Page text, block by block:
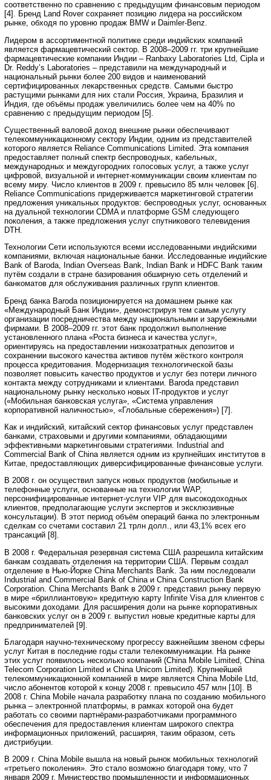
соответственно по сравнению с предыдущим финансовым периодом
[4]. Бренд Land Rover сохраняет позицию лидера на российском
рынке, обходя по уровню продаж BMW и Daimler-Benz.
Лидером в ассортиментной политике среди индийских компаний
является фармацевтический сектор. В 2008–2009 гг. три крупнейшие
фармацевтические компании Индии – Ranbaxy Laboratories Ltd, Cipla и
Dr. Reddy’s Laboratories – представили на международный и
национальный рынки более 200 видов и наименований
сертифицированных лекарственных средств. Самыми быстро
растущими рынками для них стали Россия, Украина, Бразилия и
Индия, где объёмы продаж увеличились более чем на 40% по
сравнению с предыдущим периодом [5].
Существенный валовой доход внешние рынки обеспечивают
телекоммуникационному сектору Индии, одним из представителей
которого является Reliance Communications Limited. Эта компания
предоставляет полный спектр беспроводных, кабельных,
международных и междугородних голосовых услуг, а также услуг
цифровой, визуальной и интернет-коммуникации своим клиентам по
всему миру. Число клиентов в 2009 г. превысило 85 млн человек [6].
Reliance Communications придерживается маркетинговой стратегии
предложения уникальных продуктов: беспроводных услуг, основанных
на дуальной технологии CDMA и платформе GSM следующего
поколения, а также предложения услуг спутникового телевидения
DTH.
Технологии Сети используются всеми исследованными индийскими
компаниями, включая национальные банки. Исследованные индийские
Bank of Baroda, Indian Overseas Bank, Indian Bank и HDFC Bank таким
путём создали в стране базирования обширную сеть отделений и
банкоматов для обслуживания различных групп клиентов.
Бренд банка Baroda позиционируется на домашнем рынке как
«Международный Банк Индии», демонстрируя тем самым услугу
организации посредничества между национальными и зарубежными
фирмами. В 2008–2009 гг. этот банк продолжил выполнение
установленного плана «Роста бизнеса и качества услуг»,
ориентируясь на предоставлении низкозатратных депозитов и
сохранении высокого качества активов путём жёсткого контроля
процесса кредитования. Модернизация технологической базы
позволяет повысить качество продуктов и услуг без потери личного
контакта между сотрудниками и клиентами. Baroda представил
национальному рынку несколько новых IT-продуктов и услуг
(«Мобильная банковская услуга», «Система управления
корпоративной наличностью», «Глобальные сбережения») [7].
Как и индийский, китайский сектор финансовых услуг представлен
банками, страховыми и другими компаниями, обладающими
эффективными маркетинговыми стратегиями. Industrial and
Commercial Bank of China является одним из крупнейших институтов в
Китае, предоставляющих диверсифицированные финансовые услуги.
В 2008 г. он осуществил запуск новых продуктов (мобильные и
телефонные услуги, основанные на технологии WAP,
персонифицированные интернет-услуги VIP для высокодоходных
клиентов, предполагающие услуги экспертов и эксклюзивные
консультации). В этот период объём операций банка по электронным
сделкам со счетами составил 21 трлн долл., или 43,1% всех его
трансакций [8].
В 2008 г. Федеральная резервная система США разрешила китайским
банкам создавать отделения на территории США. Первым создал
отделение в Нью-Йорке China Merchants Bank. За ним последовали
Industrial and Commercial Bank of China и China Construction Bank
Corporation. China Merchants Bank в 2009 г. представил рынку первую
в мире «бриллиантовую» кредитную карту Infinite Visa для клиентов с
высокими доходами. Для расширения доли на рынке корпоративных
банковских услуг он в 2009 г. выпустил новые кредитные карты для
предпринимателей [9].
Благодаря научно-техническому прогрессу важнейшим звеном сферы
услуг Китая в последние годы стали телекоммуникации. На рынке
этих услуг появилось несколько компаний (China Mobile Limited, China
Telecom Corporation Limited и China Unicom Limited). Крупнейшей
телекоммуникационной компанией в мире является China Mobile Ltd,
число абонентов которой к концу 2008 г. превысило 457 млн [10]. В
2008 г. China Mobile начала разработку плана по созданию мобильного
рынка – электронной платформы, в рамках которой она будет
работать со своими партнёрами-разработчиками программного
обеспечения для предоставления клиентам широкого спектра
информационных приложений, расширяя, таким образом, сеть
дистрибуции.
В 2009 г. China Mobile вышла на новый рынок мобильных технологий
«третьего поколения». Это стало возможно благодаря тому, что 7
января 2009 г. Министерство промышленности и информационных